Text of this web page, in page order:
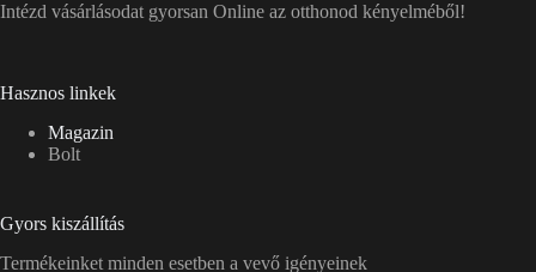
Intézd vásárlásodat gyorsan Online az otthonod kényelméből!
Hasznos linkek
Magazin
Bolt
Gyors kiszállítás
Termékeinket minden esetben a vevő igényeinek